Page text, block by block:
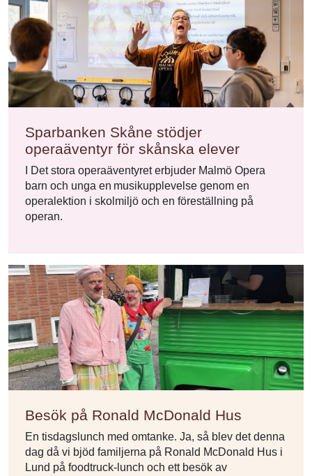
Sparbanken Skåne stödjer
operaäventyr för skånska elever
I Det stora operaäventyret erbjuder Malmö Opera
barn och unga en musikupplevelse genom en
operalektion i skolmiljö och en föreställning på
operan.
Besök på Ronald McDonald Hus
En tisdagslunch med omtanke. Ja, så blev det denna
dag då vi bjöd familjerna på Ronald McDonald Hus i
Lund på foodtruck-lunch och ett besök av